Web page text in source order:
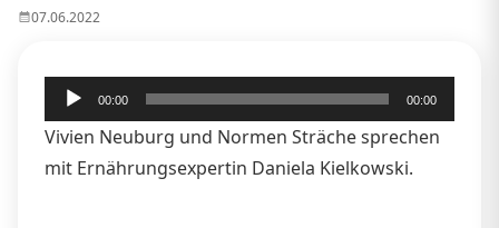
07.06.2022
Audio-
Player
00:00 00:00
Vivien Neuburg und Normen Sträche sprechen
mit Ernährungsexpertin Daniela Kielkowski.